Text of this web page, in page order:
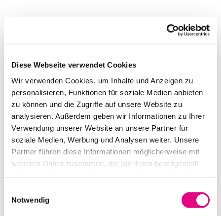
Diese Webseite verwendet Cookies
Wir verwenden Cookies, um Inhalte und Anzeigen zu
personalisieren, Funktionen für soziale Medien anbieten
zu können und die Zugriffe auf unsere Website zu
analysieren. Außerdem geben wir Informationen zu Ihrer
Verwendung unserer Website an unsere Partner für
soziale Medien, Werbung und Analysen weiter. Unsere
Partner führen diese Informationen möglicherweise mit
weiteren Daten zusammen, die Sie ihnen bereitgestellt
Notwendig